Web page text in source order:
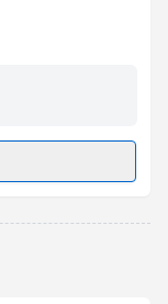
için bir